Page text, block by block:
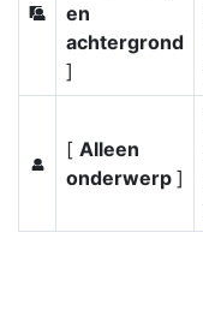
e
en
achtergrond
]
f
[ Alleen
onderwerp ]